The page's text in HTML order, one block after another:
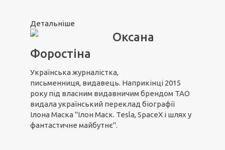
Детальніше
Оксана
Форостіна
Українська журналістка,
письменниця, видавець. Наприкінці 2015
року під власним видавничим брендом ТАО
видала український переклад біографії
Ілона Маска "Ілон Маск. Tesla, SpaceX і шлях у
фантастичне майбутнє".